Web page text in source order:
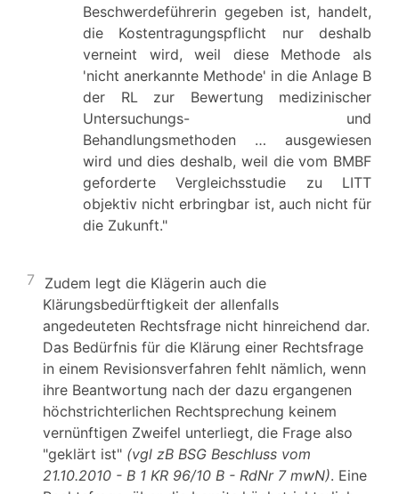
Beschwerdeführerin gegeben ist, handelt,
die Kostentragungspflicht nur deshalb
verneint wird, weil diese Methode als
'nicht anerkannte Methode' in die Anlage B
der RL zur Bewertung medizinischer
Untersuchungs- und
Behandlungsmethoden … ausgewiesen
wird und dies deshalb, weil die vom BMBF
geforderte Vergleichsstudie zu LITT
objektiv nicht erbringbar ist, auch nicht für
die Zukunft."
7
Zudem legt die Klägerin auch die
Klärungsbedürftigkeit der allenfalls
angedeuteten Rechtsfrage nicht hinreichend dar.
Das Bedürfnis für die Klärung einer Rechtsfrage
in einem Revisionsverfahren fehlt nämlich, wenn
ihre Beantwortung nach der dazu ergangenen
höchstrichterlichen Rechtsprechung keinem
vernünftigen Zweifel unterliegt, die Frage also
"geklärt ist" (vgl zB BSG Beschluss vom
21.10.2010 - B 1 KR 96/10 B - RdNr 7 mwN). Eine